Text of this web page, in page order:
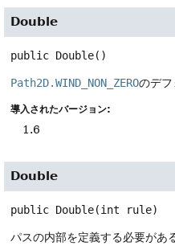
Double
public Double()
Path2D.WIND_NON_ZEROのデ
導入されたバージョン:
1.6
Double
public Double(int rule)
パスの内部を定義する必要があ